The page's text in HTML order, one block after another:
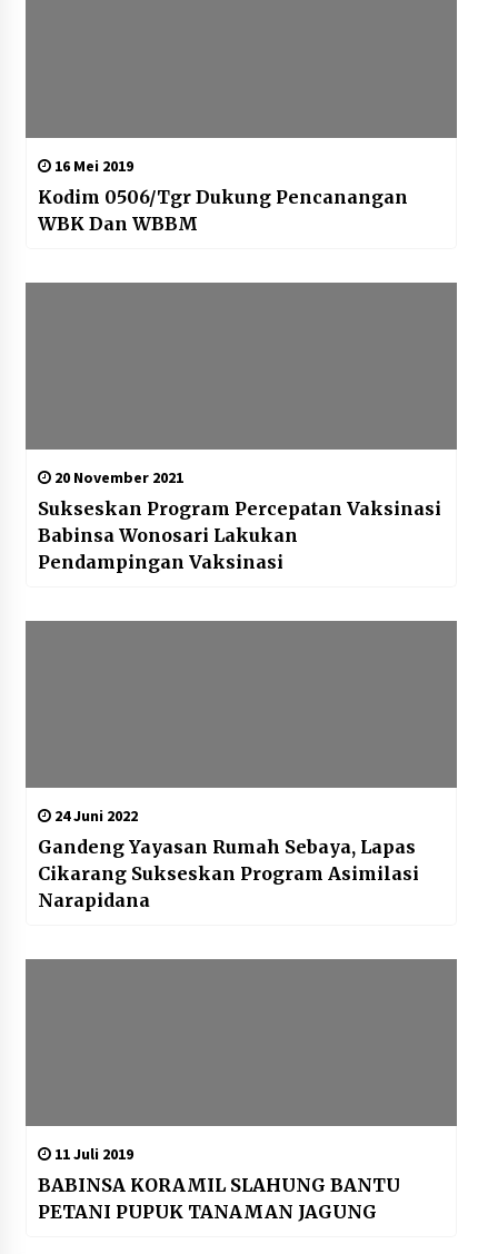
16 Mei 2019
Kodim 0506/Tgr Dukung Pencanangan
WBK Dan WBBM
20 November 2021
Sukseskan Program Percepatan Vaksinasi
Babinsa Wonosari Lakukan
Pendampingan Vaksinasi
24 Juni 2022
Gandeng Yayasan Rumah Sebaya, Lapas
Cikarang Sukseskan Program Asimilasi
Narapidana
11 Juli 2019
BABINSA KORAMIL SLAHUNG BANTU
PETANI PUPUK TANAMAN JAGUNG